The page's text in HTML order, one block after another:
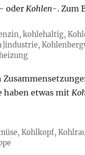
oder Kohlen-. Zum
kohlehaltig,
haben etwas mit
Kohlkopf,